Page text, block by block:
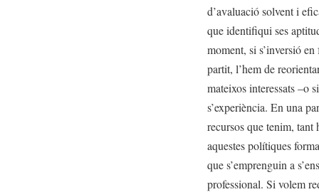
d’avaluació solvent i
que identifiqui ses
moment, si s’inversió
partit, l’hem de
mateixos interessats –o
s’experiència. En una
recursos que tenim,
aquestes polítiques
que s’emprenguin a
professional. Si volem